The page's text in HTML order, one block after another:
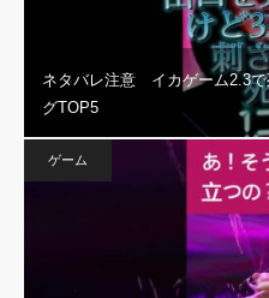
ネタバレ注意 イカゲーム2.3で
グTOP5
ゲーム